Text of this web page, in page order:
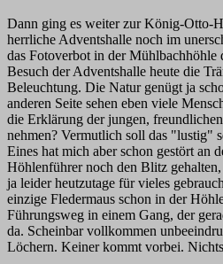
Dann ging es weiter zur König-Otto-
herrliche Adventshalle noch im
das Fotoverbot in der
Besuch der Adventshalle heute die
Beleuchtung. Die Natur genügt ja
anderen Seite sehen eben viele
die Erklärung der jungen,
nehmen? Vermutlich soll das "lustig"
Eines hat mich aber schon gestört an
Höhlenführer noch den Blitz
ja leider heutzutage für vieles
einzige Fledermaus schon in der
Führungsweg in einem Gang, der
da. Scheinbar vollkommen
Löchern. Keiner kommt vorbei.